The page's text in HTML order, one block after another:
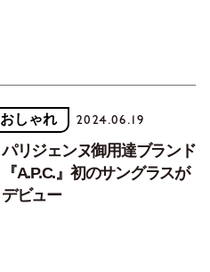
おしゃれ 2024.06.19
パリジェンヌ御用達ブランド
『A.P.C.』初のサングラスが
デビュー